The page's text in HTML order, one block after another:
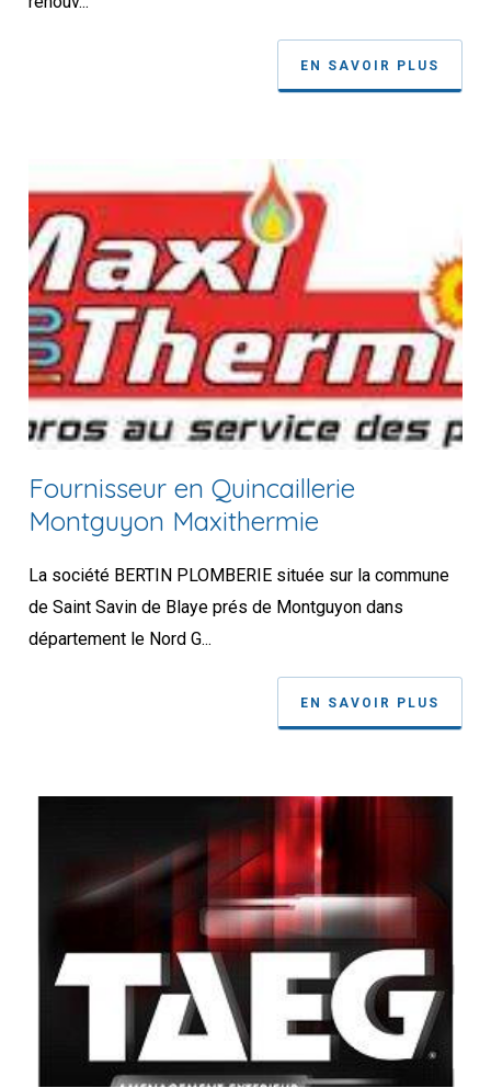
EN SAVOIR PLUS
Fournisseur en Quincaillerie
Montguyon Maxithermie
La société BERTIN PLOMBERIE située sur la commune
de Saint Savin de Blaye prés de Montguyon dans
département le Nord G...
EN SAVOIR PLUS